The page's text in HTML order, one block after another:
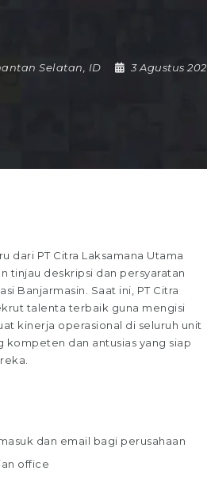
Selatan ID 3 Agustus
PT Citra Laksamana Utama
tinjau deskripsi dan persyaratan
Banjarmasin. Saat ini, PT Citra
talenta terbaik guna mengisi
kinerja operasional di seluruh unit
kompeten dan antusias yang siap
dan email bagi perusahaan
office